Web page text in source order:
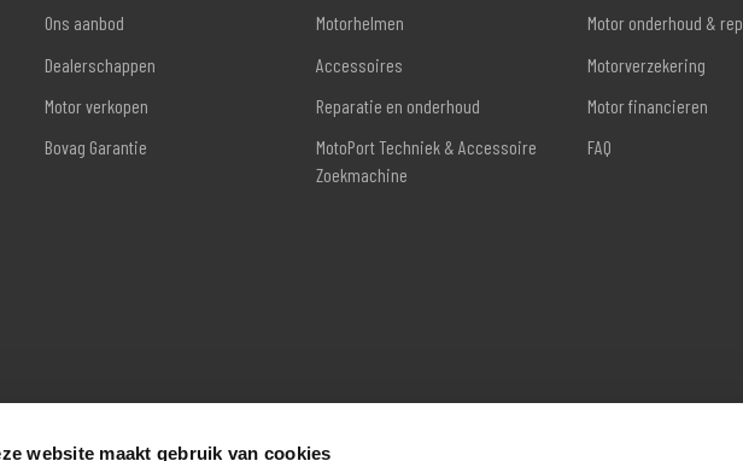
website maakt gebruik van cookies
Ons aanbod
Dealerschappen
Motor verkopen
Bovag Garantie
Motorhelmen
Accessoires
Reparatie en onderhoud
MotoPort Techniek & Accessoire
Zoekmachine
Motor onderhoud &
Motorverzekering
Motor financieren
FAQ